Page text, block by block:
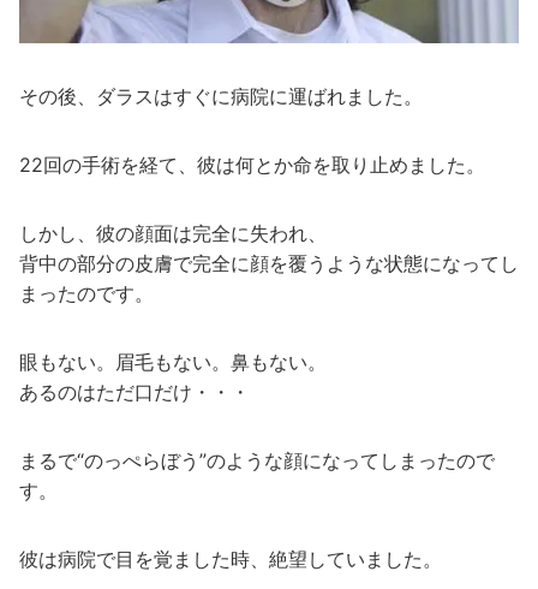
その後、ダラスはすぐに病院に運ばれました。
22回の手術を経て、彼は何とか命を取り止めました。
しかし、彼の顔面は完全に失われ、
背中の部分の皮膚で完全に顔を覆うような状態になってし
まったのです。
眼もない。眉毛もない。鼻もない。
あるのはただ口だけ・・・
まるで“のっぺらぼう”のような顔になってしまったので
す。
彼は病院で目を覚ました時、絶望していました。